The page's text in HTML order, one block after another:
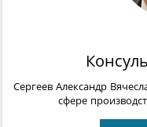
Сергеев Александр
сфере